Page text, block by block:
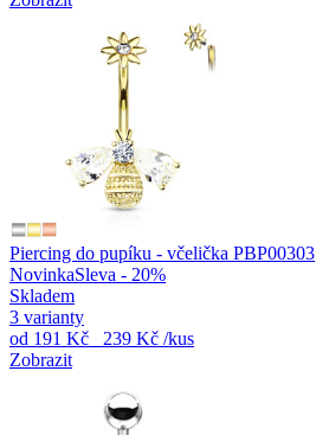
Piercing do pupíku - včelička PBP00303
NovinkaSleva - 20%
Skladem
3 varianty
od 191 Kč 239 Kč /kus
Zobrazit